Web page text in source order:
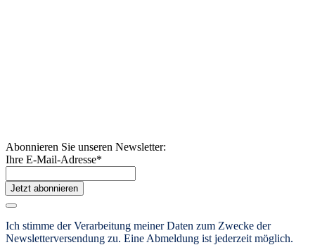
Abonnieren Sie unseren Newsletter:
Ihre E-Mail-Adresse*
Jetzt abonnieren
Ich stimme der Verarbeitung meiner Daten zum Zwecke der
Newsletterversendung zu. Eine Abmeldung ist jederzeit möglich.